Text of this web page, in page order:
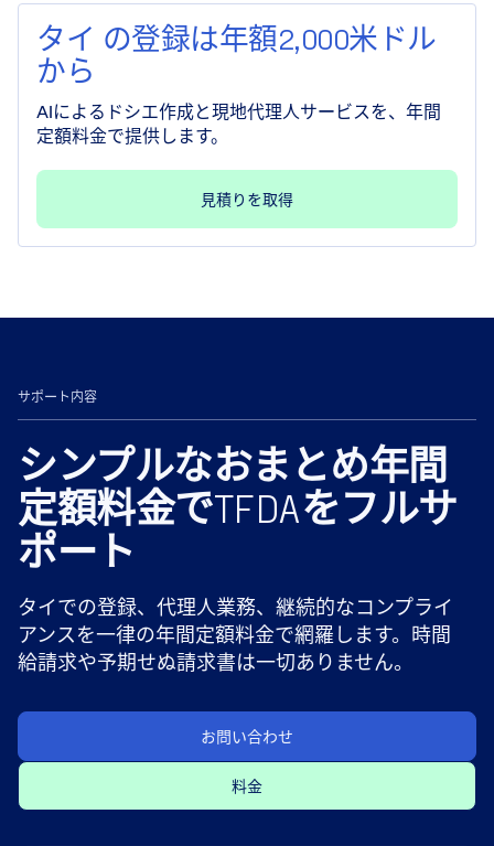
タイ の登録は年額2,000米ドル
から
AIによるドシエ作成と現地代理人サービスを、年間
定額料金で提供します。
見積りを取得
サポート内容
シンプルなおまとめ年間
定額料金でTFDAをフルサ
ポート
タイでの登録、代理人業務、継続的なコンプライ
アンスを一律の年間定額料金で網羅します。時間
給請求や予期せぬ請求書は一切ありません。
お問い合わせ
料金